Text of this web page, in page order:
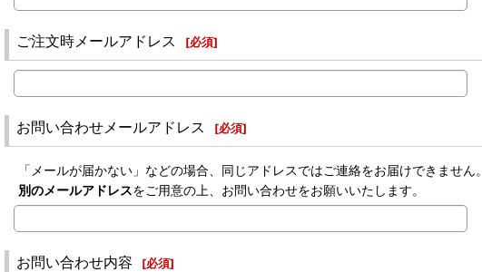
ご注文時メールアドレス [必須]
お問い合わせメールアドレス [必須]
「メールが届かない」などの場合、同じアドレスではご連絡をお届けできません。
別のメールアドレスをご用意の上、お問い合わせをお願いいたします。
お問い合わせ内容 [必須]